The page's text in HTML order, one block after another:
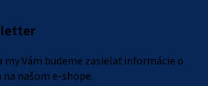
Vám budeme zasielať informácie o
našom e-shope.